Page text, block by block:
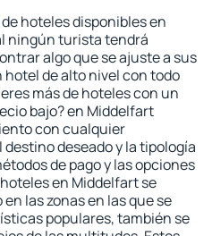
hoteles disponibles en
ningún turista tendrá
algo que se ajuste a sus
de alto nivel con todo
más de hoteles con un
bajo? en Middelfart
con cualquier
deseado y la tipología
de pago y las opciones
en Middelfart se
las zonas en las que se
populares, también se